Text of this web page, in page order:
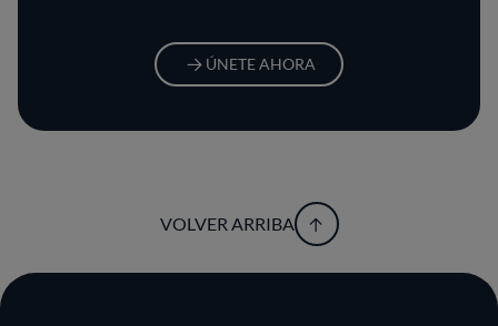
ÚNETE AHORA
VOLVER ARRIBA